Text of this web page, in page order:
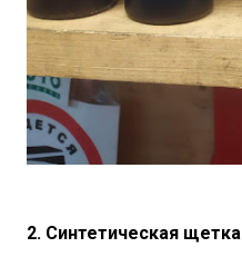
2. Синтетическая щетка